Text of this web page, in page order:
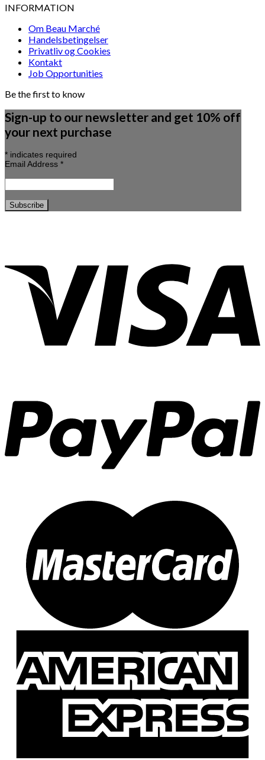
INFORMATION
Om Beau Marché
Handelsbetingelser
Privatliv og Cookies
Kontakt
Job Opportunities
Be the first to know
Sign-up to our newsletter and get 10% off
your next purchase
* indicates required
Email Address *